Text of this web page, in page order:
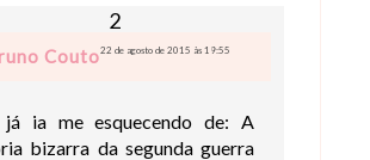
Couto22 de agosto de 2015 às 19:55
já ia me esquecendo de: A
bizarra da segunda guerra